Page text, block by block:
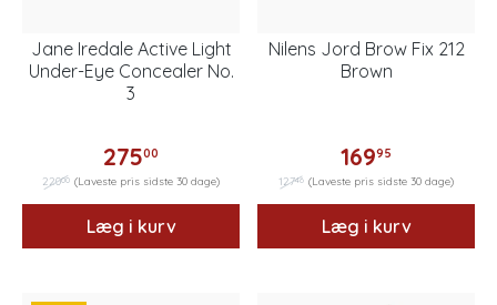
Jane Iredale Active Light
Under-Eye Concealer No.
3
27500
22000 (Laveste pris sidste 30 dage)
Læg i kurv
Nilens Jord Brow Fix 212
Brown
16995
12746 (Laveste pris sidste 30 dage)
Læg i kurv